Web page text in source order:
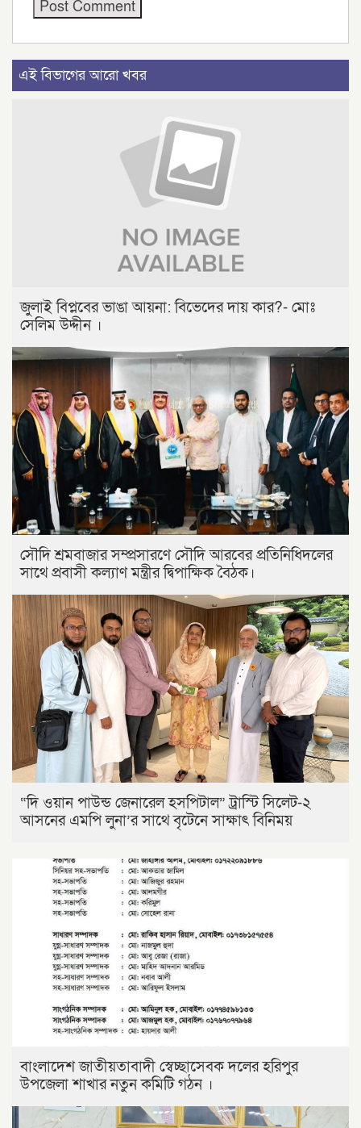
এই বিভাগের আরো খবর
জুলাই বিপ্লবের ভাঙা আয়না: বিভেদের দায় কার?- মোঃ
সেলিম উদ্দীন ।
সৌদি শ্রমবাজার সম্প্রসারণে সৌদি আরবের প্রতিনিধিদলের
সাথে প্রবাসী কল্যাণ মন্ত্রীর দ্বিপাক্ষিক বৈঠক।
“দি ওয়ান পাউন্ড জেনারেল হসপিটাল” ট্রাস্টি সিলেট-২
আসনের এমপি লুনা’র সা‌থে বৃটেনে সাক্ষাৎ বিনিময়
বাংলাদেশ জাতীয়তাবাদী স্বেচ্ছাসেবক দলের হরিপুর
উপজেলা শাখার নতুন কমিটি গঠন ।